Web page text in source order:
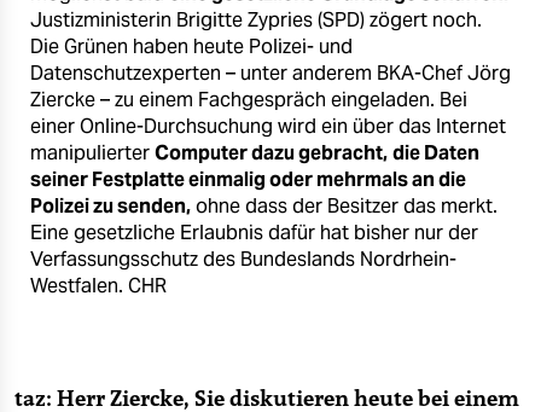
abo
genossenschaft
epaper login
Justizministerin Brigitte Zypries (SPD) zögert noch.
Die Grünen haben heute Polizei- und
Datenschutzexperten – unter anderem BKA-Chef Jörg
Ziercke – zu einem Fachgespräch eingeladen. Bei
einer Online-Durchsuchung wird ein über das Internet
manipulierterComputer dazu gebracht,die Daten
seiner Festplatte einmalig oder mehrmals an die
Polizei zu senden,ohne dass der Besitzer das merkt.
Eine gesetzliche Erlaubnis dafür hat bisher nur der
Verfassungsschutz des Bundeslands Nordrhein-
Westfalen. CHR
taz: Herr Ziercke, Sie diskutieren heute bei einem